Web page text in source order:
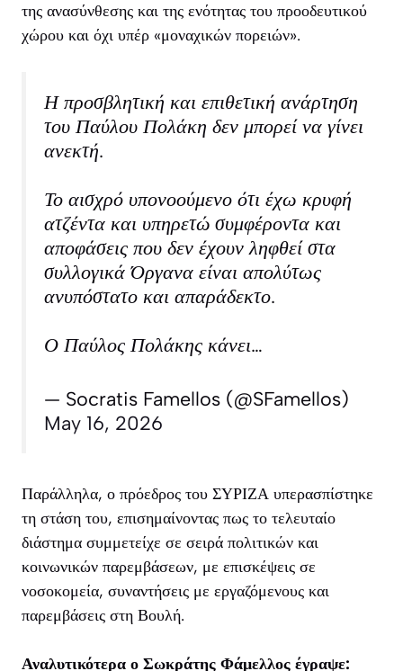
της ανασύνθεσης και της ενότητας του προοδευτικού
χώρου και όχι υπέρ «μοναχικών πορειών».
Η προσβλητική και επιθετική ανάρτηση
του Παύλου Πολάκη δεν μπορεί να γίνει
ανεκτή.
Το αισχρό υπονοούμενο ότι έχω κρυφή
ατζέντα και υπηρετώ συμφέροντα και
αποφάσεις που δεν έχουν ληφθεί στα
συλλογικά Όργανα είναι απολύτως
ανυπόστατο και απαράδεκτο.
Ο Παύλος Πολάκης κάνει…
— Socratis Famellos (@SFamellos)
May 16, 2026
Παράλληλα, ο πρόεδρος του ΣΥΡΙΖΑ υπερασπίστηκε
τη στάση του, επισημαίνοντας πως το τελευταίο
διάστημα συμμετείχε σε σειρά πολιτικών και
κοινωνικών παρεμβάσεων, με επισκέψεις σε
νοσοκομεία, συναντήσεις με εργαζόμενους και
παρεμβάσεις στη Βουλή.
Αναλυτικότερα ο Σωκράτης Φάμελλος έγραψε: